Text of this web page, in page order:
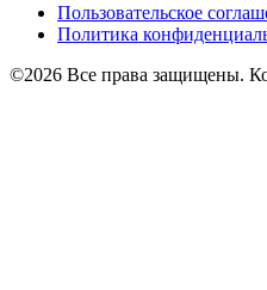
Пользовательское
Политика
©2026 Все права защищены.